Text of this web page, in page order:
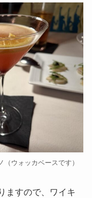
ウォッカベースです）
ますので、ワイキ